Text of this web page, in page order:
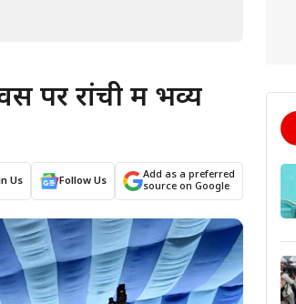
पर रांची में भव्य
Us Follow Us
Add as a preferred
source on Google